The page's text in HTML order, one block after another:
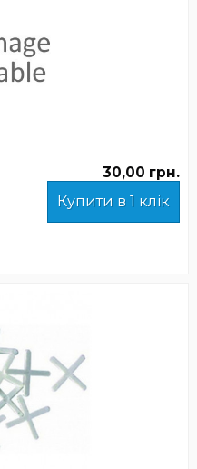
30,00 грн.
Купити в 1 клік